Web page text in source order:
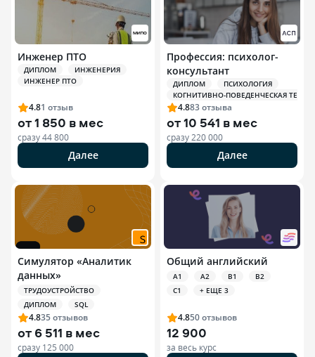
Инженер ПТО
ДИПЛОМ
ИНЖЕНЕРИЯ
ИНЖЕНЕР ПТО
4.81 отзыв
от1 850 в мес
сразу44 800
Далее
Профессия: психолог-
консультант
ДИПЛОМ
ПСИХОЛОГИЯ
КОГНИТИВНО-ПОВЕДЕНЧЕСКАЯ
4.883отзыва
от10 541 в мес
сразу 220 000
Далее
Симулятор «Аналитик
данных»
ТРУДОУСТРОЙСТВО
ДИПЛОМ
SQL
4.835отзывов
от 6 511 в мес
сразу 125 000
Общий английский
A1 A2 B1
B2
C1
+ ЕЩЕ 3
4.850отзывов
12 900
за весь курс